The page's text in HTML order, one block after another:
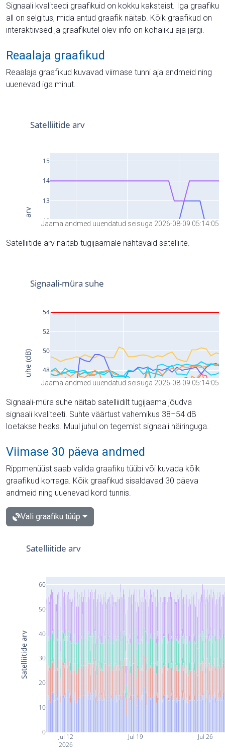
Signaali kvaliteedi graafikuid on kokku kaksteist. Iga graafiku
all on selgitus, mida antud graafik näitab. Kõik graafikud on
interaktiivsed ja graafikutel olev info on kohaliku aja järgi.
Reaalaja graafikud
Reaalaja graafikud kuvavad viimase tunni aja andmeid ning
uuenevad iga minut.
Jaama andmed uuendatud seisuga 2026-08-09 05:14:05
Satelliitide arv näitab tugijaamale nähtavaid satelliite.
Jaama andmed uuendatud seisuga 2026-08-09 05:14:05
Signaali-müra suhe näitab satelliidilt tugijaama jõudva
signaali kvaliteeti. Suhte väärtust vahemikus 38–54 dB
loetakse heaks. Muul juhul on tegemist signaali häiringuga.
Viimase 30 päeva andmed
Rippmenüüst saab valida graafiku tüübi või kuvada kõik
graafikud korraga. Kõik graafikud sisaldavad 30 päeva
andmeid ning uuenevad kord tunnis.
Vali graafiku tüüp
Jul 12
2026
Jul 19 Jul 26
0
10
20
30
40
50
60
Satelliitide arv
Satelliitide arv